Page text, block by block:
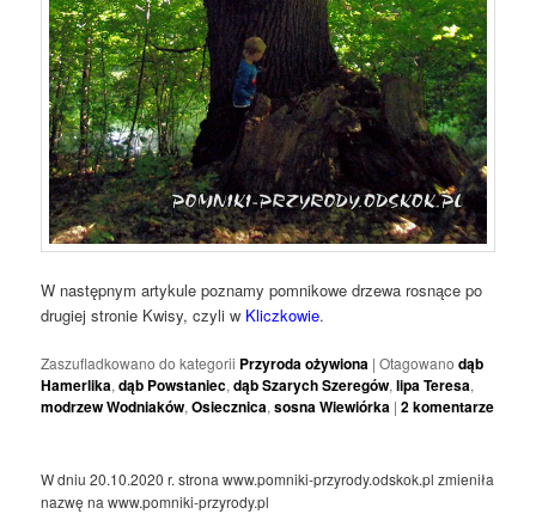
W następnym artykule poznamy pomnikowe drzewa rosnące po
drugiej stronie Kwisy, czyli w Kliczkowie.
Zaszufladkowano do kategorii Przyroda ożywiona |Otagowano dąb
Hamerlika,dąb Powstaniec,dąb Szarych Szeregów,lipa Teresa,
modrzew Wodniaków,Osiecznica,sosna Wiewiórka |2komentarze
W dniu 20.10.2020 r. strona www.pomniki-przyrody.odskok.pl zmieniła
nazwę na www.pomniki-przyrody.pl